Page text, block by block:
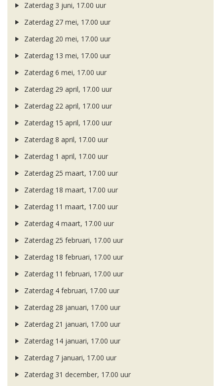
Zaterdag 3 juni, 17.00 uur
Zaterdag 27 mei, 17.00 uur
Zaterdag 20 mei, 17.00 uur
Zaterdag 13 mei, 17.00 uur
Zaterdag 6 mei, 17.00 uur
Zaterdag 29 april, 17.00 uur
Zaterdag 22 april, 17.00 uur
Zaterdag 15 april, 17.00 uur
Zaterdag 8 april, 17.00 uur
Zaterdag 1 april, 17.00 uur
Zaterdag 25 maart, 17.00 uur
Zaterdag 18 maart, 17.00 uur
Zaterdag 11 maart, 17.00 uur
Zaterdag 4 maart, 17.00 uur
Zaterdag 25 februari, 17.00 uur
Zaterdag 18 februari, 17.00 uur
Zaterdag 11 februari, 17.00 uur
Zaterdag 4 februari, 17.00 uur
Zaterdag 28 januari, 17.00 uur
Zaterdag 21 januari, 17.00 uur
Zaterdag 14 januari, 17.00 uur
Zaterdag 7 januari, 17.00 uur
Zaterdag 31 december, 17.00 uur